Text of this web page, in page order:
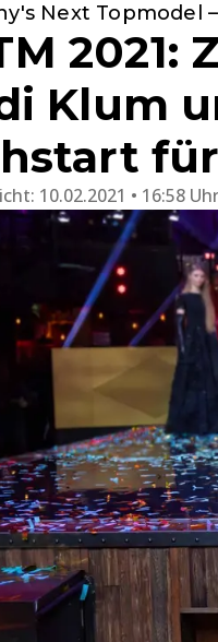
Next Topmodel
Klum
für
10.02.2021 • 16:58 Uhr